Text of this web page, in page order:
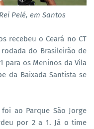
Pelé, em Santos
recebeu o Ceará no CT
do Brasileirão de
para os Meninos da Vila
da Baixada Santista se
ao Parque São Jorge
por 2 a 1. Já o time